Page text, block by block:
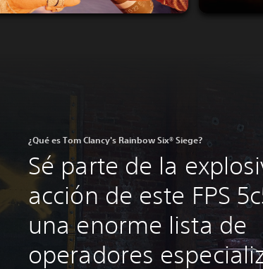
¿Qué es Tom Clancy's Rainbow Six® Siege?
Sé parte de la
acción de este FPS
una enorme lista de
operadores